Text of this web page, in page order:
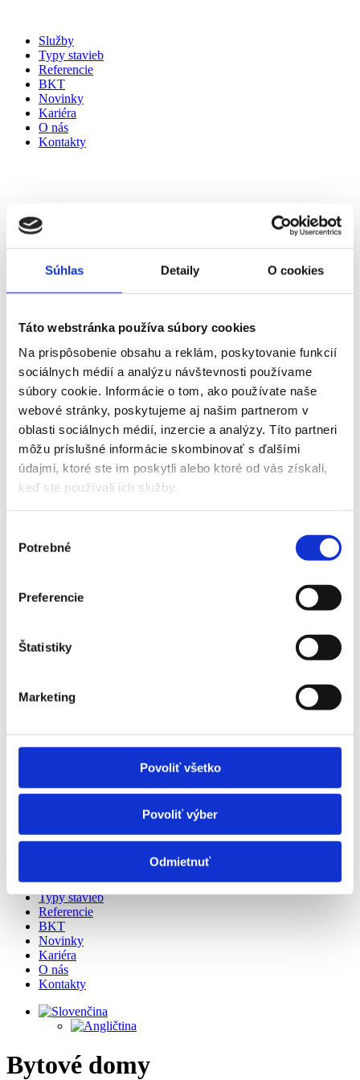
Súhlas Detaily O cookies
Táto webstránka používa súbory cookies
Na prispôsobenie obsahu a reklám, poskytovanie funkcií
sociálnych médií a analýzu návštevnosti používame
súbory cookie. Informácie o tom, ako používate naše
webové stránky, poskytujeme aj našim partnerom v
oblasti sociálnych médií, inzercie a analýzy. Títo partneri
môžu príslušné informácie skombinovať s ďalšími
údajmi, ktoré ste im poskytli alebo ktoré od vás získali,
keď ste používali ich služby.
súhlasu
Potrebné
Preferencie
Štatistiky
Marketing
Povoliť všetko
Povoliť výber
Odmietnuť
obsah
Služby
Typy stavieb
Referencie
BKT
Novinky
Kariéra
O nás
Kontakty
Služby
Typy stavieb
Referencie
BKT
Novinky
Kariéra
O nás
Kontakty
Bytové domy